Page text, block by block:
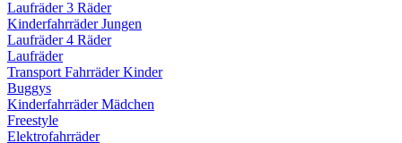
Laufräder 3 Räder
Kinderfahrräder Jungen
Laufräder 4 Räder
Laufräder
Transport Fahrräder Kinder
Buggys
Kinderfahrräder Mädchen
Freestyle
Elektrofahrräder